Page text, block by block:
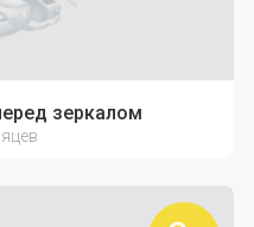
зеркалом